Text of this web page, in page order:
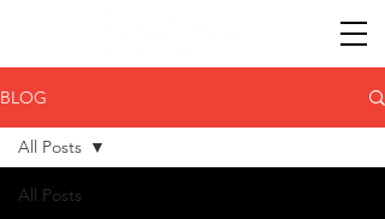
BLOG
All Posts
All Posts